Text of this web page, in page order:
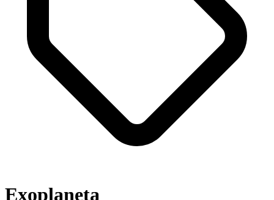
Exoplaneta